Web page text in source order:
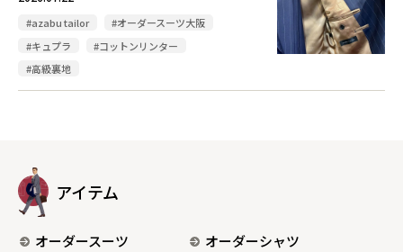
#azabu tailor
#オーダースーツ大阪
#キュプラ
#コットンリンター
#高級裏地
アイテム
オーダースーツ
オーダーシャツ